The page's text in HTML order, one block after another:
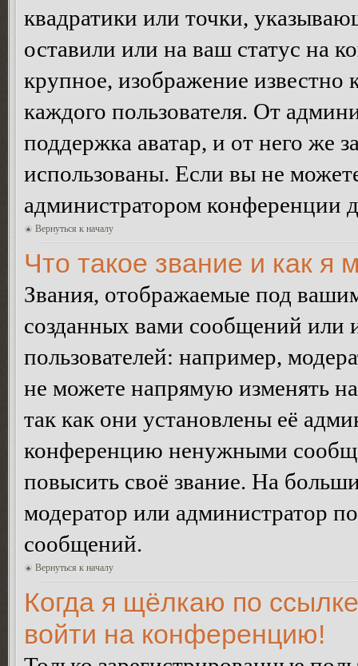
квадратики или точки,
оставили или на ваш статус на
крупное, изображение известно
каждого пользователя. От
поддержка аватар, и от него же
использованы. Если вы не
администратором конференции
Вернуться к началу
Что такое звание и как я
Звания, отображаемые под
созданных вами сообщений
пользователей: например,
не можете напрямую изменять
так как они установлены её
конференцию ненужными
повысить своё звание. На
модератор или администратор
сообщений.
Вернуться к началу
Когда я щёлкаю по
войти на конференцию!